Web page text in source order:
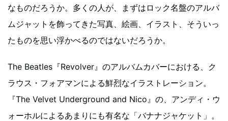
なものだろうか。多くの人が、まずはロック名盤のアルバ
ムジャットを飾ってきた写真、絵画、イラスト、そういっ
たものを思い浮かべるのではないだろうか。
The Beatles『Revolver』のアルバムカバーにおける、ク
ラウス・フォアマンによる鮮烈なイラストレーション。
『The Velvet Underground and Nico』の、アンディ・ウ
ォーホルによるあまりにも有名な「バナナジャケット」。